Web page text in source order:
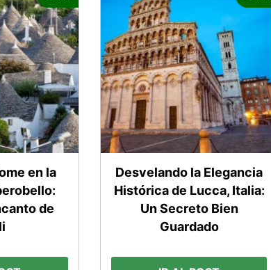
en la
de
Desvelando la Elegancia
Histórica de Lucca, Italia:
Un Secreto Bien
Guardado